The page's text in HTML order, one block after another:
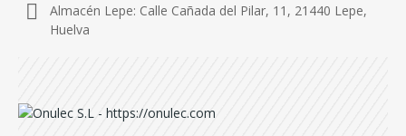
Almacén Lepe: Calle Cañada del Pilar, 11, 21440 Lepe,
Huelva